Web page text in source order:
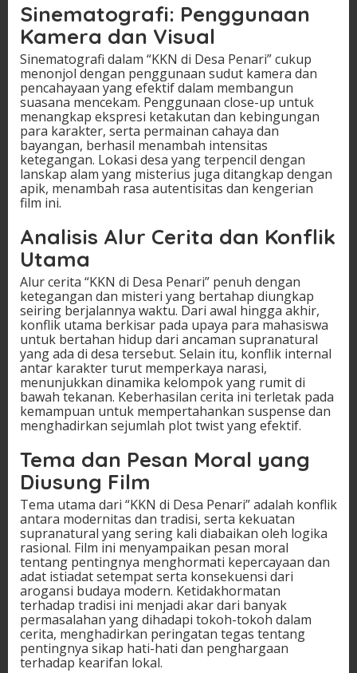
Sinematografi: Penggunaan
Kamera dan Visual
Sinematografi dalam “KKN di Desa Penari” cukup
menonjol dengan penggunaan sudut kamera dan
pencahayaan yang efektif dalam membangun
suasana mencekam. Penggunaan close-up untuk
menangkap ekspresi ketakutan dan kebingungan
para karakter, serta permainan cahaya dan
bayangan, berhasil menambah intensitas
ketegangan. Lokasi desa yang terpencil dengan
lanskap alam yang misterius juga ditangkap dengan
apik, menambah rasa autentisitas dan kengerian
film ini.
Analisis Alur Cerita dan Konflik
Utama
Alur cerita “KKN di Desa Penari” penuh dengan
ketegangan dan misteri yang bertahap diungkap
seiring berjalannya waktu. Dari awal hingga akhir,
konflik utama berkisar pada upaya para mahasiswa
untuk bertahan hidup dari ancaman supranatural
yang ada di desa tersebut. Selain itu, konflik internal
antar karakter turut memperkaya narasi,
menunjukkan dinamika kelompok yang rumit di
bawah tekanan. Keberhasilan cerita ini terletak pada
kemampuan untuk mempertahankan suspense dan
menghadirkan sejumlah plot twist yang efektif.
Tema dan Pesan Moral yang
Diusung Film
Tema utama dari “KKN di Desa Penari” adalah konflik
antara modernitas dan tradisi, serta kekuatan
supranatural yang sering kali diabaikan oleh logika
rasional. Film ini menyampaikan pesan moral
tentang pentingnya menghormati kepercayaan dan
adat istiadat setempat serta konsekuensi dari
arogansi budaya modern. Ketidakhormatan
terhadap tradisi ini menjadi akar dari banyak
permasalahan yang dihadapi tokoh-tokoh dalam
cerita, menghadirkan peringatan tegas tentang
pentingnya sikap hati-hati dan penghargaan
terhadap kearifan lokal.